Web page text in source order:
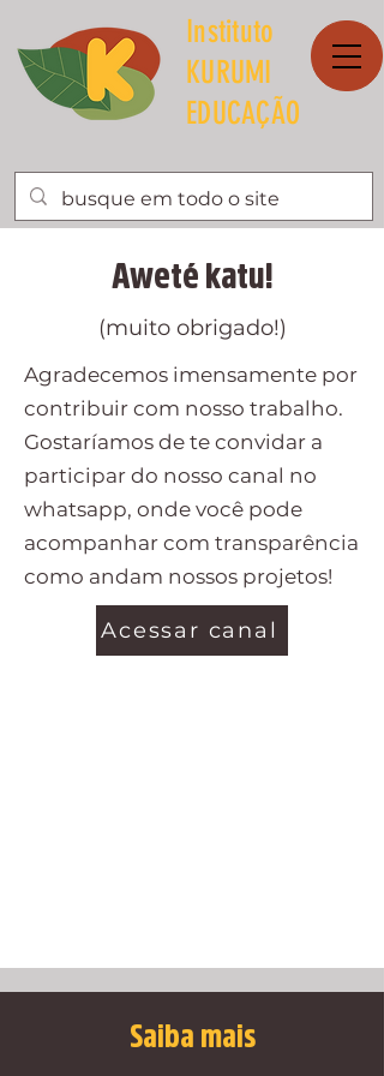
Instituto
KURUMI
EDUCAÇÃO
Aweté katu!
(muito obrigado!)
Agradecemos imensamente por
contribuir com nosso trabalho.
Gostaríamos de te convidar a
participar do nosso canal no
whatsapp, onde você pode
acompanhar com transparência
como andam nossos projetos!
Acessar canal
Saiba mais